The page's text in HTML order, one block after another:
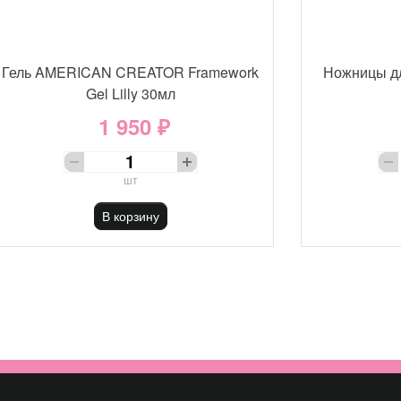
Гель AMERICAN CREATOR Framework
Gel Lilly 30мл
1 950 ₽
шт
В корзину
Ножницы